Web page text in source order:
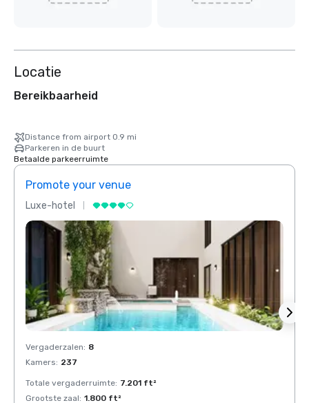
Locatie
Bereikbaarheid
Distance from airport 0.9 mi
Parkeren in de buurt
Betaalde parkeerruimte
Promote your venue
Luxe-hotel
Vergaderzalen: 8
Kamers: 237
Totale vergaderruimte: 7.201 ft²
Grootste zaal: 1.800 ft²